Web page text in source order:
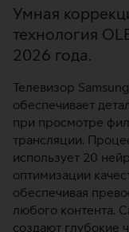
Умная
технология
2026 года.
Телевизор
обеспечивает
при просмотре
трансляции.
использует 20
оптимизации
обеспечивая
любого контента.
создают глубокие